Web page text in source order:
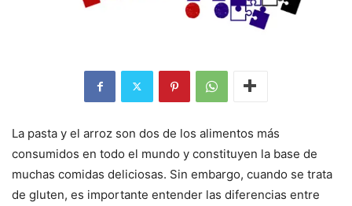
La pasta y el arroz son dos de los alimentos más
consumidos en todo el mundo y constituyen la base de
muchas comidas deliciosas. Sin embargo, cuando se trata
de gluten, es importante entender las diferencias entre